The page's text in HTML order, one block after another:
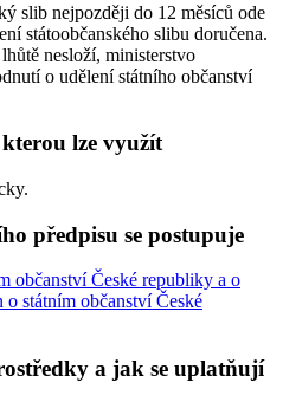
slib nejpozději do 12 měsíců ode
státoobčanského slibu doručena.
nesloží, ministerstvo
o udělení státního občanství
lze využít
předpisu se postupuje
občanství České republiky a o
státním občanství České
a jak se uplatňují